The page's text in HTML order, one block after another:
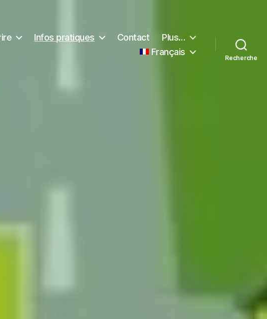
Infos pratiques Contact
Plus…
Français
Recherche